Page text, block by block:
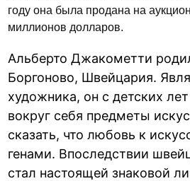
году она была продана на
миллионов долларов.
Альберто Джакометти
Боргоново, Швейцария.
художника, он с детских
вокруг себя предметы
сказать, что любовь к
генами. Впоследствии
стал настоящей знаковой